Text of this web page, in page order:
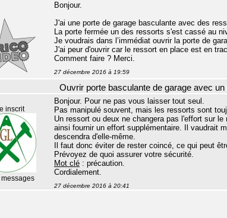
Bonjour.
J'ai une porte de garage basculante avec des
La porte fermée un des ressorts s'est cassé au
Je voudrais dans l’immédiat ouvrir la porte de
J'ai peur d'ouvrir car le ressort en place est en
Comment faire ? Merci.
27 décembre 2016 à 19:59
Ouvrir porte basculante de garage avec
inscrit
Bonjour. Pour ne pas vous laisser tout seul.
Pas manipulé souvent, mais les ressorts sont
Un ressort ou deux ne changera pas l'effort sur
ainsi fournir un effort supplémentaire. Il vaudrait
descendra d'elle-même.
Il faut donc éviter de rester coincé, ce qui peut
Prévoyez de quoi assurer votre sécurité.
Mot clé : précaution.
Cordialement.
27 décembre 2016 à 20:41